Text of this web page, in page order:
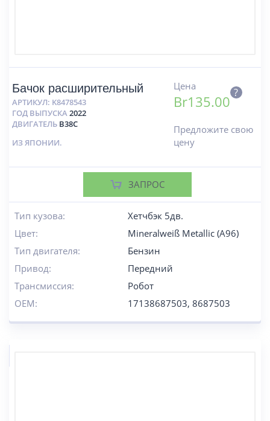
Бачок расширительный
АРТИКУЛ: K8478543
ГОД ВЫПУСКА2022
ДВИГАТЕЛЬ B38C
ИЗ ЯПОНИИ.
Цена
Br135.00
?
Предложите свою
цену
ЗАПРОС
Тип кузова:
Хетчбэк 5дв.
Цвет:
Mineralweiß Metallic (A96)
Тип двигателя:
Бензин
Привод:
Передний
Трансмиссия:
Робот
OEM:
17138687503, 8687503